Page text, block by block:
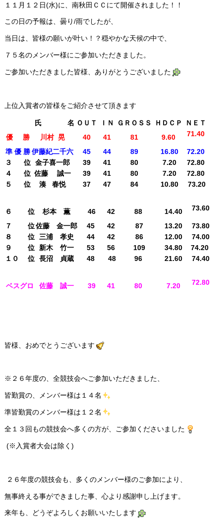
１１月１２日(水)に、南秋田ＣＣにて開催されました！！
この日の予報は、曇り/雨でしたが、
当日は、皆様の願いが叶い！？穏やかな天候の中で、
７５名のメンバー様にご参加いただきました。
ご参加いただきました皆様、ありがとうございました
上位入賞者の皆様をご紹介させて頂きます
氏 名 ＯＵＴ ＩＮ ＧＲＯＳＳ ＨＤＣＰ
ＮＥＴ
優 勝
川村 晃 40 41 81 9.60 71.40
準 優 勝伊藤紀二千六 45 44 89 16.80
72.20
３ 位 金子喜一郎 39 41 80 7.20
72.80
４ 位 佐藤 誠一 39 41 80 7.20
72.80
５ 位
湊 春悦 37 47 84 10.80
73.20
６ 位
杉本 薫 46 42 88 14.40 73.60
７ 位佐藤 金一郎 45 42 87 13.20
73.80
８ 位
三浦 孝史 44 42 86 12.00
74.00
９ 位
新木 竹一 53 56 109 34.80
74.20
１０ 位 長沼 貞蔵 48 48 96 21.60
74.40
ベスグロ
佐藤 誠一 39 41 80 7.20 72.80
皆様、おめでとうございます
※２６年度の、全競技会へご参加いただきました、
皆勤賞の、メンバー様は１４名
準皆勤賞のメンバー様は１２名
全１３回もの競技会へ多くの方が、ご参加くださいました
(※入賞者大会は除く)
２６年度の競技会も、多くのメンバー様のご参加により、
無事終える事ができました事、心より感謝申し上げます。
来年も、どうぞよろしくお願いいたします